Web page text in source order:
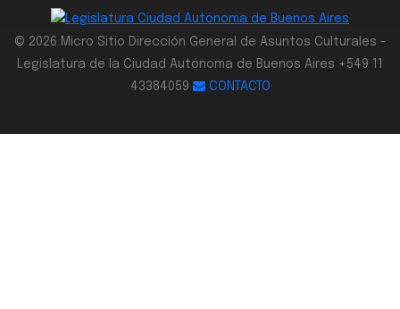
© 2026 Micro Sitio Dirección General de Asuntos Culturales -
Legislatura de la Ciudad Autónoma de Buenos Aires +549 11
43384059
CONTACTO